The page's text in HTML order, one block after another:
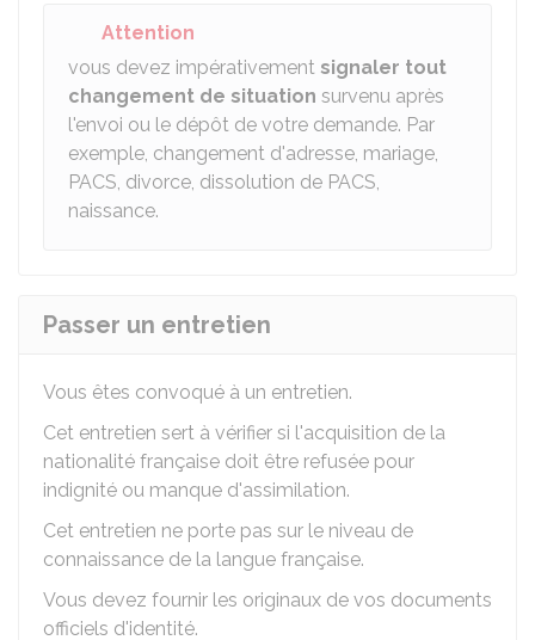
Attention
vous devez impérativement signaler tout
changement de situation survenu après
l'envoi ou le dépôt de votre demande. Par
exemple, changement d'adresse, mariage,
PACS, divorce, dissolution de PACS,
naissance.
Passer un entretien
Vous êtes convoqué à un entretien.
Cet entretien sert à vérifier si l'acquisition de la
nationalité française doit être refusée pour
indignité ou manque d'assimilation.
Cet entretien ne porte pas sur le niveau de
connaissance de la langue française.
Vous devez fournir les originaux de vos documents
officiels d'identité.